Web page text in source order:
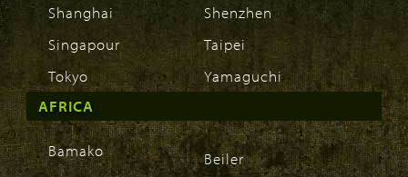
Shanghai
Shenzhen
Singapour
Taipei
Tokyo
Yamaguchi
AFRICA
Bamako
Beiler